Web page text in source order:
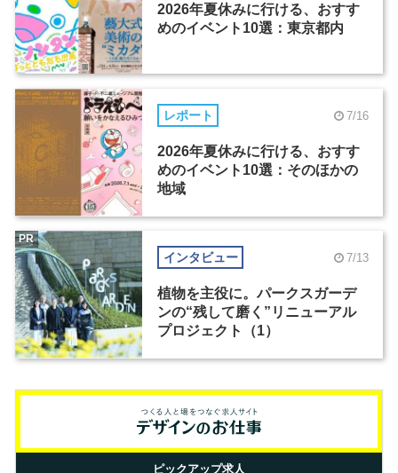
2026年夏休みに行ける、おすす
めのイベント10選：東京都内
レポート 7/16
2026年夏休みに行ける、おすす
めのイベント10選：そのほかの
地域
インタビュー 7/13
植物を主役に。パークスガーデ
ンの“残して磨く”リニューアル
プロジェクト（1）
PR
ピックアップ求人